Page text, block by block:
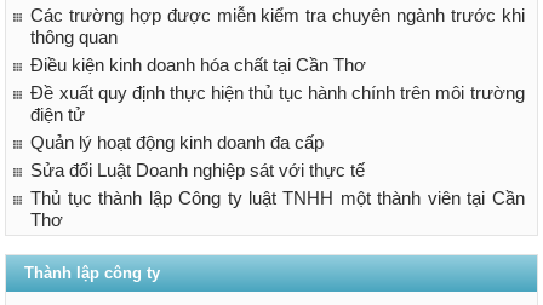
Các trường hợp được miễn kiểm tra chuyên ngành trước khi
thông quan
Điều kiện kinh doanh hóa chất tại Cần Thơ
Đề xuất quy định thực hiện thủ tục hành chính trên môi trường
điện tử
Quản lý hoạt động kinh doanh đa cấp
Sửa đổi Luật Doanh nghiệp sát với thực tế
Thủ tục thành lập Công ty luật TNHH một thành viên tại Cần
Thơ
Thành lập công ty